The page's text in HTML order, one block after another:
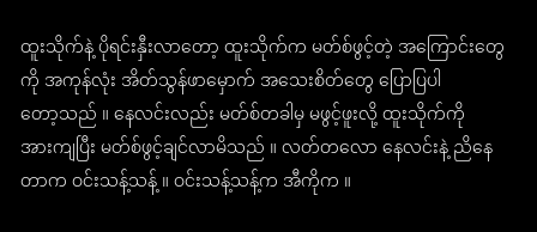
ထူးသိုက်နဲ့ ပိုရင်းနှီးလာတော့ ထူးသိုက်က မတ်စ်ဖွင့်တဲ့ အကြောင်းတွေ
ကို အကုန်လုံး အိတ်သွန်ဖာမှောက် အသေးစိတ်တွေ ပြောပြပါ
တော့သည် ။ နေလင်းလည်း မတ်စ်တခါမှ မဖွင့်ဖူးလို့ ထူးသိုက်ကို
အားကျပြီး မတ်စ်ဖွင့်ချင်လာမိသည် ။ လတ်တလော နေလင်းနဲ့ ညိနေ
တာက ဝင်းသန့်သန့် ။ ဝင်းသန့်သန့်က အီကိုက ။